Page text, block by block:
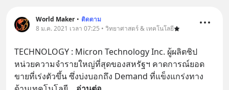
World Maker • ติดตาม
8 ม.ค. 2021 เวลา 07:25 • วิทยาศาสตร์ & เทคโนโลยี
TECHNOLOGY : Micron Technology Inc. ผู้ผลิตชิป
หน่วยความจำรายใหญ่ที่สุดของสหรัฐฯ คาดการณ์ยอด
ขายที่เร่งตัวขึ้น ซึ่งบ่งบอกถึง Demand ที่แข็งแกร่งทาง